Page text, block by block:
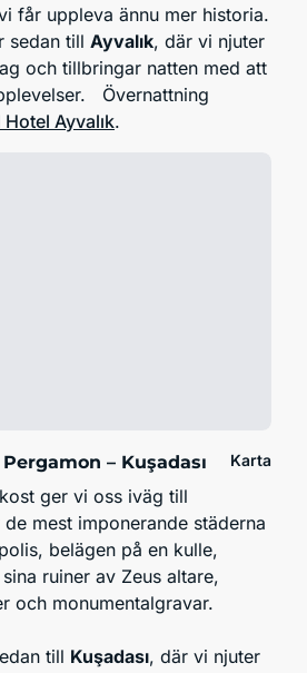
får uppleva ännu mer historia.
sedan till Ayvalık, där vi njuter
och tillbringar natten med att
Övernattning
Ayvalık.
– Kuşadası Karta
ger vi oss iväg till
de mest imponerande städerna
belägen på en kulle,
ruiner av Zeus altare,
och monumentalgravar.
till Kuşadası, där vi njuter